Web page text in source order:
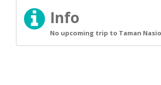
Info
No upcoming trip to Taman